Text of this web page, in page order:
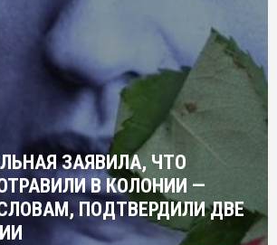
ЗАЯВИЛА, ЧТО
В КОЛОНИИ —
ПОДТВЕРДИЛИ ДВЕ